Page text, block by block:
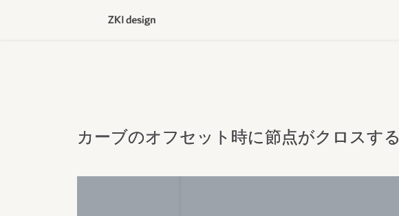
カーブのオフセット時に節点がクロスする